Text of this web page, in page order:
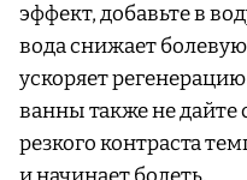
эффект, добавьте в
вода снижает
ускоряет
ванны также не дайте
резкого контраста